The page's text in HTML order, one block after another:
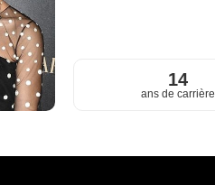
14
ans de carrière